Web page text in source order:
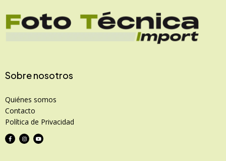
Sobre nosotros
Quiénes somos
Contacto
Política de Privacidad